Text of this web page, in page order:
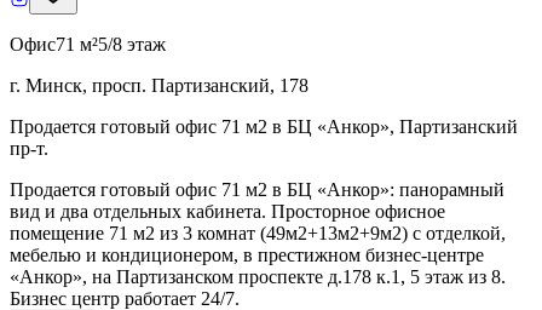
Офис71 м²5/8 этаж
г. Минск, просп. Партизанский, 178
Продается готовый офис 71 м2 в БЦ «Анкор», Партизанский
пр-т.
Продается готовый офис 71 м2 в БЦ «Анкор»: панорамный
вид и два отдельных кабинета. Просторное офисное
помещение 71 м2 из 3 комнат (49м2+13м2+9м2) с отделкой,
мебелью и кондиционером, в престижном бизнес-центре
«Анкор», на Партизанском проспекте д.178 к.1, 5 этаж из 8.
Бизнес центр работает 24/7.